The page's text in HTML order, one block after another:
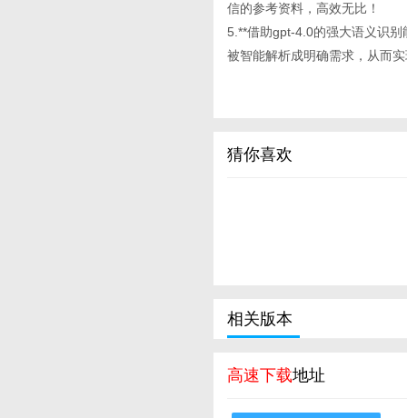
信的参考资料，高效无比！
5.**借助gpt-4.0的强大语义识
被智能解析成明确需求，从而
猜你喜欢
相关版本
高速下载地址